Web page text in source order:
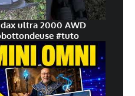
ultra 2000 AWD
#tuto